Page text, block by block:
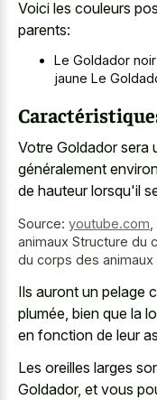
Voici les couleurs
parents:
Le Goldador
jaune Le
Votre Goldador sera
généralement
de hauteur lorsqu'il
Source: youtube.com
animaux Structure du
du corps des animaux
Ils auront un pelage
plumée, bien que la
en fonction de leur
Les oreilles larges
Goldador, et vous